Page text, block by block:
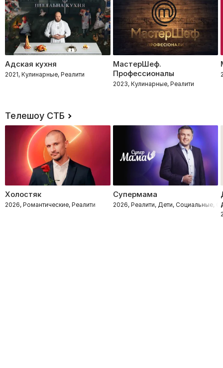
Адская кухня
2021, Кулинарные, Реалити
МастерШеф.
Профессионалы
2023, Кулинарные, Реалити
Телешоу СТБ
Холостяк
2026, Романтические, Реалити
Супермама
2026, Реалити, Дети, Социальные,